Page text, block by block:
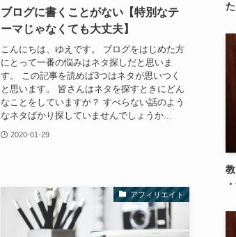
ブログに書くことがない【特別なテ
ーマじゃなくても大丈夫】
こんにちは、ゆえです。 ブログをはじめた方
にとって一番の悩みはネタ探しだと思いま
す。 この記事を読めば3つはネタが思いつく
と思います。 皆さんはネタを探すときにどん
なことをしていますか？ すべらない話のよう
なネタばかり探していませんでしょうか...
2020-01-29
アフィリエイト